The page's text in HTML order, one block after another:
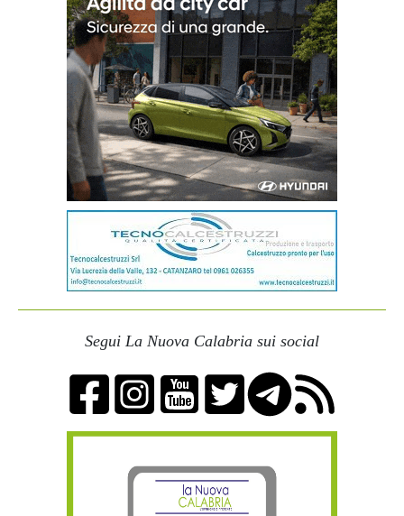
Segui La Nuova Calabria sui social